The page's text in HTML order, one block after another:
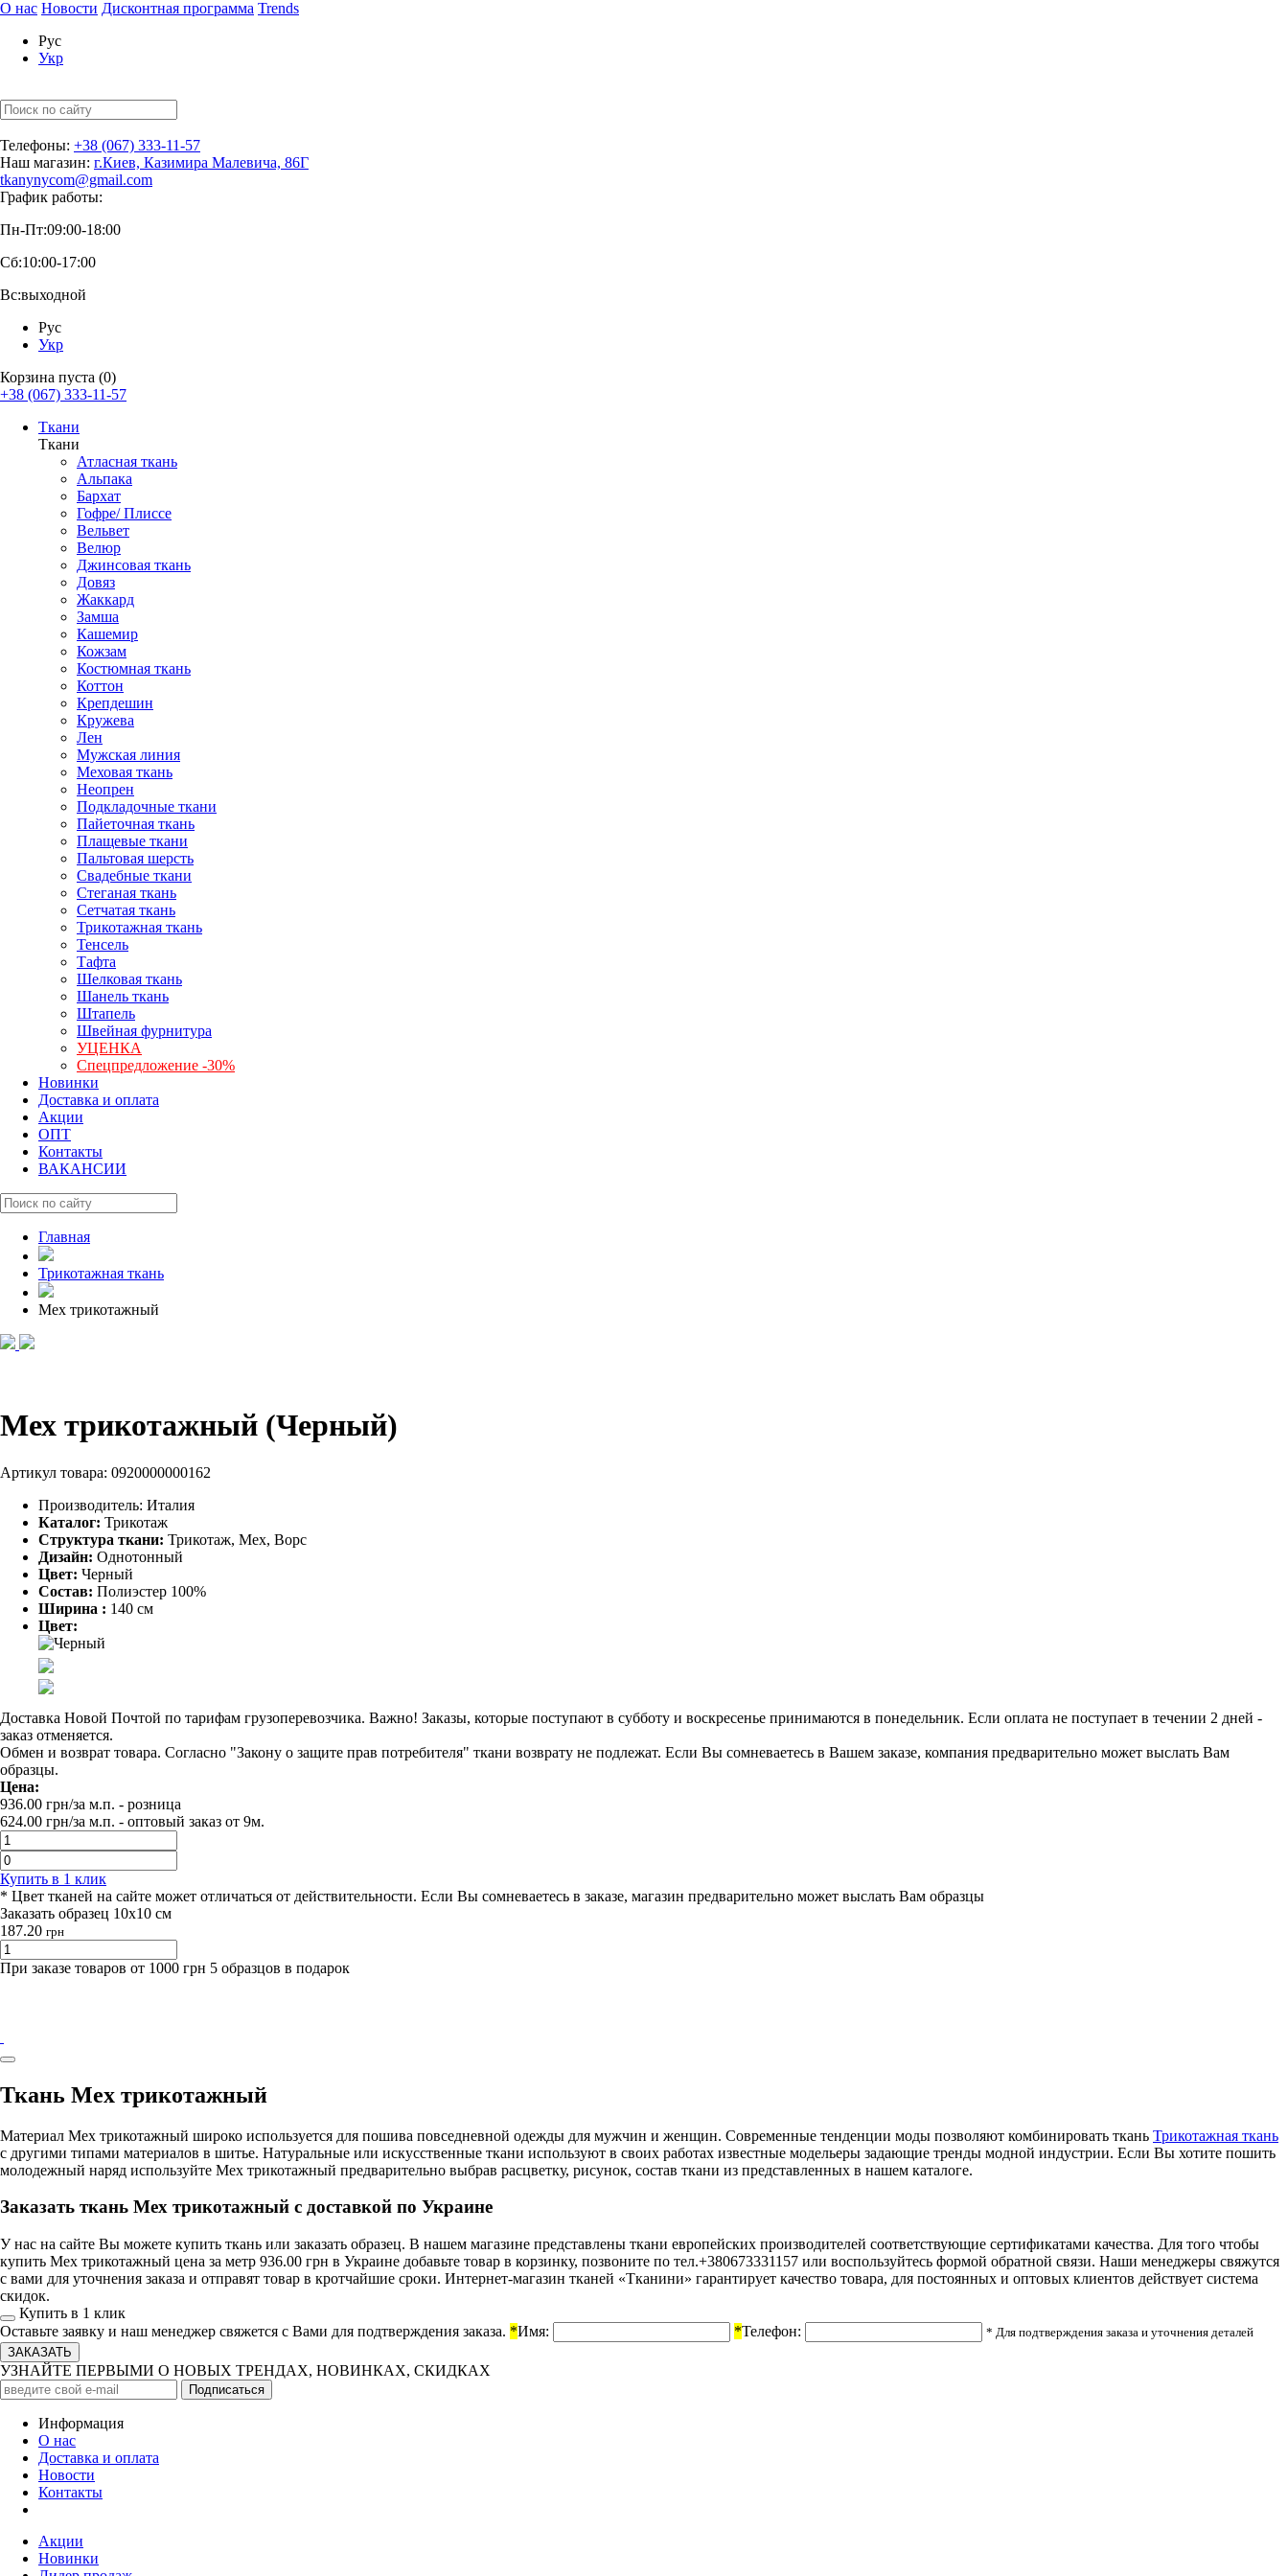
О нас Новости Дисконтная программа Trends
Рус
Укр
Телефоны: +38 (067) 333-11-57
Наш магазин: г.Киев, Казимира Малевича, 86Г
tkanynycom@gmail.com
График работы:
Пн-Пт:09:00-18:00
Сб:10:00-17:00
Вс:выходной
Рус
Укр
Корзина пуста (0)
+38 (067) 333-11-57
Ткани
Ткани
Атласная ткань
Альпака
Бархат
Гофре/ Плиссе
Вельвет
Велюр
Джинсовая ткань
Довяз
Жаккард
Замша
Кашемир
Кожзам
Костюмная ткань
Коттон
Крепдешин
Кружева
Лен
Мужская линия
Меховая ткань
Неопрен
Подкладочные ткани
Пайеточная ткань
Плащевые ткани
Пальтовая шерсть
Свадебные ткани
Стеганая ткань
Сетчатая ткань
Трикотажная ткань
Тенсель
Тафта
Шелковая ткань
Шанель ткань
Штапель
Швейная фурнитура
УЦЕНКА
Спецпредложение -30%
Новинки
Доставка и оплата
Акции
ОПТ
Контакты
ВАКАНСИИ
Главная
Трикотажная ткань
Мех трикотажный
Мех трикотажный (Черный)
Артикул товара: 0920000000162
Производитель: Италия
Каталог: Трикотаж
Структура ткани: Трикотаж, Мех, Ворс
Дизайн: Однотонный
Цвет: Черный
Состав: Полиэстер 100%
Ширина : 140 см
Цвет:
Доставка Новой Почтой по тарифам грузоперевозчика. Важно! Заказы, которые поступают в субботу и воскресенье принимаются в понедельник. Если оплата не поступает в течении 2 дней -
заказ отменяется.
Обмен и возврат товара. Согласно "Закону о защите прав потребителя" ткани возврату не подлежат. Если Вы сомневаетесь в Вашем заказе, компания предварительно может выслать Вам
образцы.
Цена:
936.00 грн/за м.п. - розница
624.00 грн/за м.п. - оптовый заказ от 9м.
Купить в 1 клик
* Цвет тканей на сайте может отличаться от действительности. Если Вы сомневаетесь в заказе, магазин предварительно может выслать Вам образцы
Заказать образец 10х10 см
187.20 грн
При заказе товаров от 1000 грн 5 образцов в подарок
Ткань Мех трикотажный
Материал Мех трикотажный широко используется для пошива повседневной одежды для мужчин и женщин. Современные тенденции моды позволяют комбинировать ткань Трикотажная ткань
с другими типами материалов в шитье. Натуральные или искусственные ткани используют в своих работах известные модельеры задающие тренды модной индустрии. Если Вы хотите пошить
молодежный наряд используйте Мех трикотажный предварительно выбрав расцветку, рисунок, состав ткани из представленных в нашем каталоге.
Заказать ткань Мех трикотажный с доставкой по Украине
У нас на сайте Вы можете купить ткань или заказать образец. В нашем магазине представлены ткани европейских производителей соответствующие сертификатами качества. Для того чтобы
купить Мех трикотажный цена за метр 936.00 грн в Украине добавьте товар в корзинку, позвоните по тел.+380673331157 или воспользуйтесь формой обратной связи. Наши менеджеры свяжутся
с вами для уточнения заказа и отправят товар в кротчайшие сроки. Интернет-магазин тканей «Тканини» гарантирует качество товара, для постоянных и оптовых клиентов действует система
скидок.
Купить в 1 клик
Оставьте заявку и наш менеджер свяжется с Вами для подтверждения заказа. *Имя: *Телефон: * Для подтверждения заказа и уточнения деталей
УЗНАЙТЕ ПЕРВЫМИ О НОВЫХ ТРЕНДАХ, НОВИНКАХ, СКИДКАХ
Информация
О нас
Доставка и оплата
Новости
Контакты
Акции
Новинки